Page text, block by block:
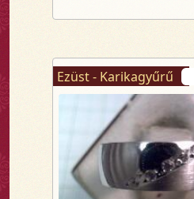
Ezüst - Karikagyűrű